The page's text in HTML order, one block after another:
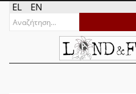
EL EN